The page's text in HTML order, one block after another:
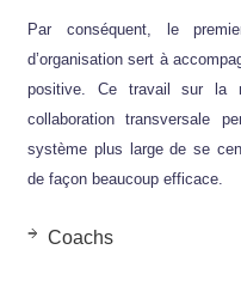
Par conséquent, le
d’organisation sert à
positive. Ce travail sur la
collaboration transversale
système plus large de se
de façon beaucoup efficace.
Coachs